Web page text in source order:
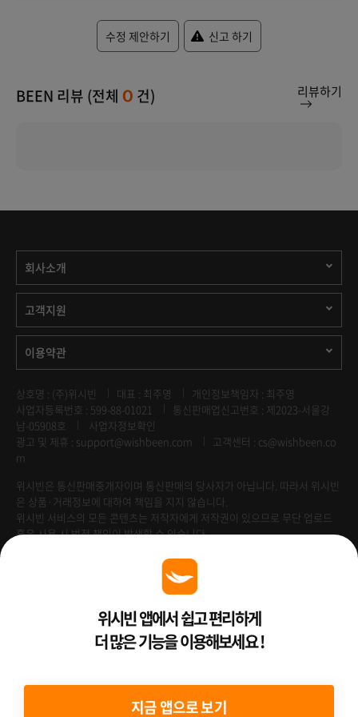
수정 제안하기 신고 하기
BEEN 리뷰 (전체 0 건) 리뷰하기
회사소개
고객지원
이용약관
상호명 : (주)위시빈 대표 : 최주영
개인정보책임자 : 최주영
사업자등록번호 : 599-88-01021
통신판매업신고번호 : 제2023-서울강
남-05908호
사업자정보확인
광고 및 제휴 : support@wishbeen.com
고객센터 : cs@wishbeen.co
m
위시빈은 통신판매중개자이며 통신판매의 당사자가 아닙니다. 따라서 위시빈
은 상품·거래정보에 대하여 책임을 지지 않습니다.
위시빈 서비스의 모든 콘텐츠는 저작자에게 저작권이 있으므로 무단 업로드
혹은 사용 시 법적 책임이 발생할 수 있습니다.
Venture Enterprise위시빈 앱에서 쉽고 편리하게
더 많은 기능을 이용해보세요 !
지금 앱으로 보기